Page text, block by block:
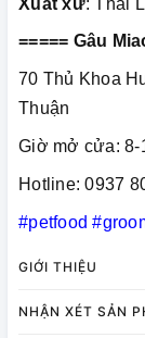
===== Gâu
70 Thủ Khoa
Thuận
Giờ mở cửa: 8-
Hotline: 0937
#petfood
GIỚI THIỆU
NHẬN XÉT SẢN